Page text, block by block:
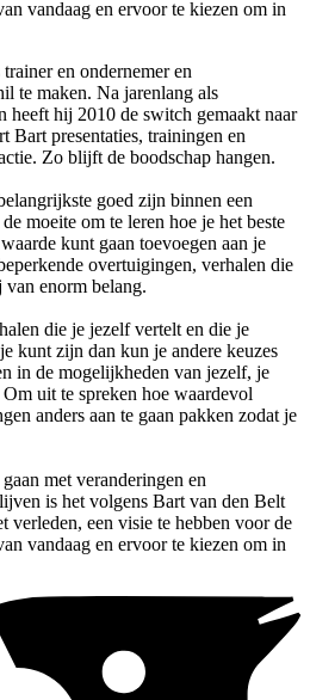
vandaag en ervoor te kiezen om in
en ondernemer en
te maken. Na jarenlang als
heeft hij 2010 de switch gemaakt naar
Bart presentaties, trainingen en
Zo blijft de boodschap hangen.
goed zijn binnen een
moeite om te leren hoe je het beste
kunt gaan toevoegen aan je
overtuigingen, verhalen die
van enorm belang.
die je jezelf vertelt en die je
kunt zijn dan kun je andere keuzes
in de mogelijkheden van jezelf, je
uit te spreken hoe waardevol
anders aan te gaan pakken zodat je
met veranderingen en
is het volgens Bart van den Belt
verleden, een visie te hebben voor de
vandaag en ervoor te kiezen om in